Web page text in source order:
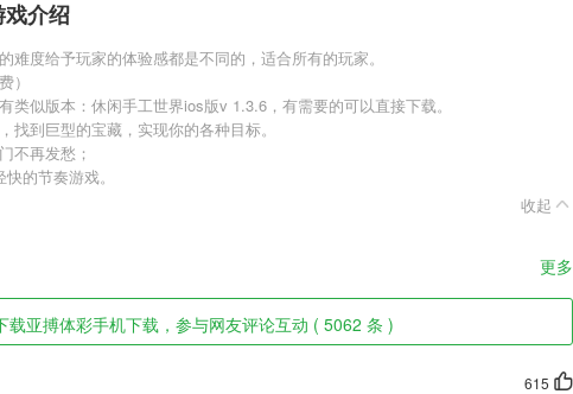
戏介绍
难度给予玩家的体验感都是不同的，适合所有的玩家。
）
类似版本：休闲手工世界ios版v 1.3.6，有需要的可以直接下载。
找到巨型的宝藏，实现你的各种目标。
不再发愁；
的节奏游戏。
收起
更多
载亚搏体彩手机下载，参与网友评论互动 ( 5062 条 )
615